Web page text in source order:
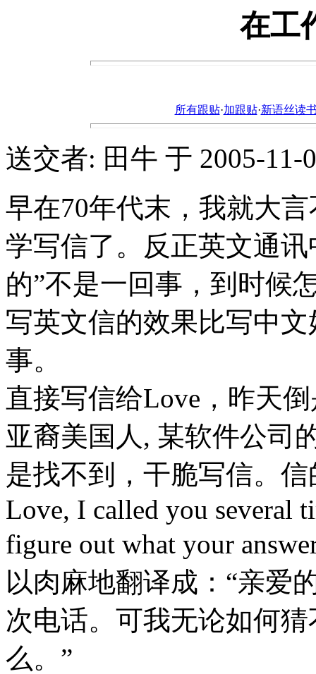
在工
所有跟贴·加跟贴·新语丝读
送交者: 田牛 于 2005-11-
早在70年代末，我就大
学写信了。反正英文通讯
的”不是一回事，到时候
写英文信的效果比写中
事。
直接写信给Love，昨天
亚裔美国人, 某软件公司
是找不到，干脆写信。
Love, I called you several
figure out what your
以肉麻地翻译成：“亲爱
次电话。可我无论如何
么。”